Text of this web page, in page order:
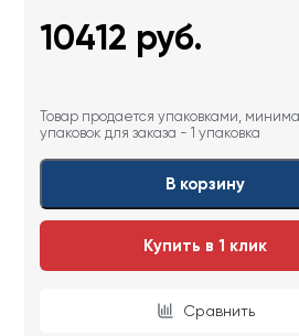
10412 руб.
Товар продается упаковками,
упаковок для заказа - 1 упаковка
В корзину
Купить в 1 клик
Сравнить